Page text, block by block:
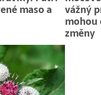
maso a vážný
mohou
změny